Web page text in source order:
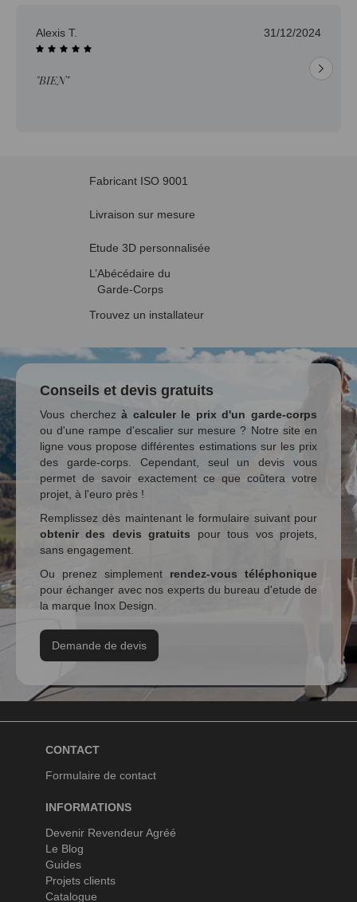
Alexis T. 31/12/2024
"BIEN"
Fabricant ISO 9001
Livraison sur mesure
Etude 3D personnalisée
L’Abécédaire du
Garde-Corps
Trouvez un installateur
Conseils et devis gratuits
Vous cherchezà calculer le prix d'un garde-corps
ou d'une rampe d'escalier sur mesure ? Notre site en
ligne vous propose différentes estimations sur les prix
des garde-corps. Cependant, seul un devis vous
permet de savoir exactement ce que coûtera votre
projet, à l'euro près !
Remplissez dès maintenant le formulaire suivant pour
obtenir des devis gratuits pour tous vos projets,
sans engagement.
Ou prenez simplement rendez-vous téléphonique
pour échanger avec nos experts du bureau d'etude de
la marque Inox Design.
Demande de devis
CONTACT
Formulaire de contact
INFORMATIONS
Devenir Revendeur Agréé
Le Blog
Guides
Projets clients
Catalogue